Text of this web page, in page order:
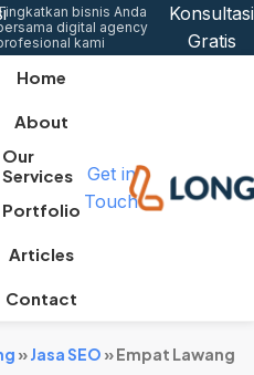
bisnis Anda
digital agency
kami
Konsultasi
Gratis
Home
About
Our
Services
Portfolio
Articles
Contact
Get in
Touch
»Jasa SEO »Empat Lawang